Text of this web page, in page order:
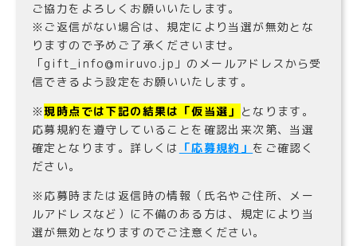
ご協力をよろしくお願いいたします。
※ご返信がない場合は、規定により当選が無効とな
りますので予めご了承くださいませ。
「gift_info@miruvo.jp」のメールアドレスから受
信できるよう設定をお願いいたします。
※現時点では下記の結果は「仮当選」 となります。
応募規約を遵守していることを確認出来次第、当選
確定となります。詳しくは 「応募規約」 をご確認く
ださい。
※応募時または返信時の情報（氏名やご住所、メー
ルアドレスなど）に不備のある方は、規定により当
選が無効となりますのでご注意ください。